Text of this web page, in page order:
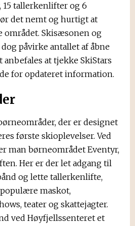
tallerkenlifter og 6
det nemt og hurtigt at
området. Skisæsonen og
påvirke antallet af åbne
anbefales at tjekke SkiStars
for opdateret information.
der er designet
første skioplevelser. Ved
man børneområdet Eventyr,
Her er der let adgang til
og lette tallerkenlifte,
maskot,
teater og skattejagter.
ved Høyfjellssenteret et